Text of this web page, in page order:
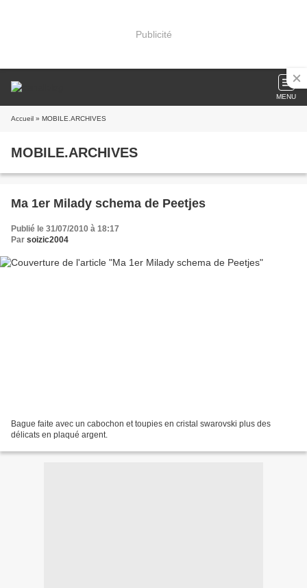
Publicité
MENU
Accueil » MOBILE.ARCHIVES
MOBILE.ARCHIVES
Ma 1er Milady schema de Peetjes
Publié le 31/07/2010 à 18:17
Par soizic2004
Bague faite avec un cabochon et toupies en cristal swarovski plus des
délicats en plaqué argent.